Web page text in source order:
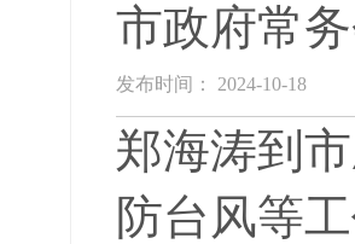
市政府常
发布时间： 2024-10-18
郑海涛到
防台风等